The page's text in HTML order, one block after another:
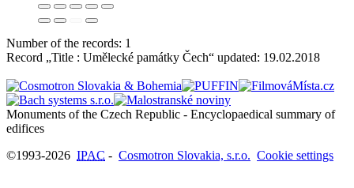
Number of the records: 1
Record „Title : Umělecké památky Čech“ updated: 19.02.2018
Monuments of the Czech Republic - Encyclopaedical summary of
©1993-2026 IPAC - Cosmotron Slovakia, s.r.o. Cookie settings